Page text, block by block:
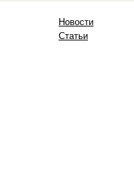
Новости
Статьи